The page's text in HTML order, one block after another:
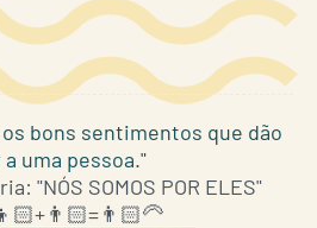
bons sentimentos que dão
uma pessoa."
"NÓS SOMOS POR ELES"
+👨🏻=👨🏻‍🦳